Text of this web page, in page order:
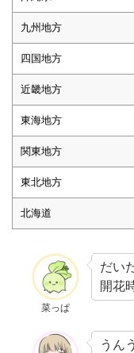
九州地方
四国地方
近畿地方
東海地方
関東地方
東北地方
北海道
菜っぱ
だい
開花
うん